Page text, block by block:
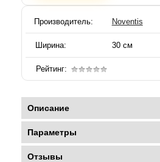
Производитель: Noventis
Ширина: 30 см
Рейтинг:
Описание
Параметры
Отзывы